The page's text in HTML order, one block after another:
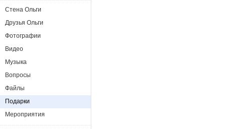
Стена Ольги
Друзья Ольги
Фотографии
Видео
Музыка
Вопросы
Файлы
Подарки
Мероприятия